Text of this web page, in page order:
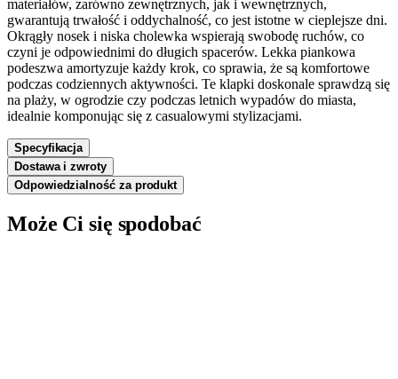
materiałów, zarówno zewnętrznych, jak i wewnętrznych,
gwarantują trwałość i oddychalność, co jest istotne w cieplejsze dni.
Okrągły nosek i niska cholewka wspierają swobodę ruchów, co
czyni je odpowiednimi do długich spacerów. Lekka piankowa
podeszwa amortyzuje każdy krok, co sprawia, że są komfortowe
podczas codziennych aktywności. Te klapki doskonale sprawdzą się
na plaży, w ogrodzie czy podczas letnich wypadów do miasta,
idealnie komponując się z casualowymi stylizacjami.
Specyfikacja
Dostawa i zwroty
Odpowiedzialność za produkt
Może Ci się spodobać